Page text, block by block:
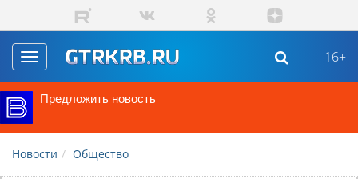
Перейти к основному содержанию
Toggle
navigation
16+
Предложить новость
Новости Общество